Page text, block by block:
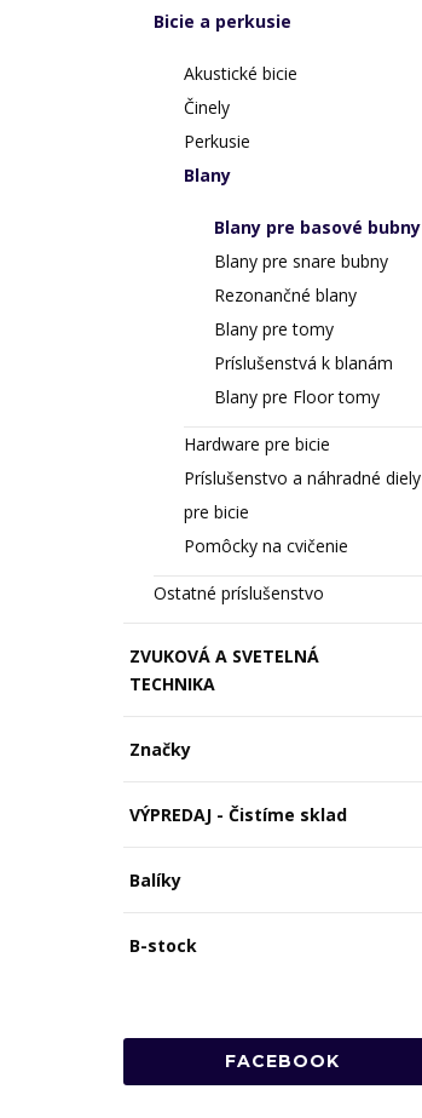
Bicie a perkusie
Akustické bicie
Činely
Perkusie
Blany
Blany pre basové bubny
Blany pre snare bubny
Rezonančné blany
Blany pre tomy
Príslušenstvá k blanám
Blany pre Floor tomy
Hardware pre bicie
Príslušenstvo a náhradné diely
pre bicie
Pomôcky na cvičenie
Ostatné príslušenstvo
ZVUKOVÁ A SVETELNÁ
TECHNIKA
Značky
VÝPREDAJ - Čistíme sklad
Balíky
B-stock
FACEBOOK